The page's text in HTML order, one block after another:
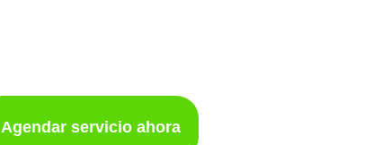
Agendar servicio ahora